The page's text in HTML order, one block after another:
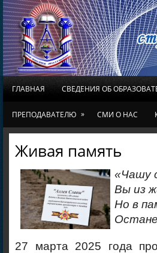
ГЛАВНАЯ СВЕДЕНИЯ ОБ
ПРЕПОДАВАТЕЛЮ » СМИ О НАС
Живая память
«Чашу
Вы из
Но в
27 марта 2025 года